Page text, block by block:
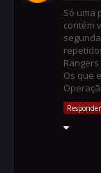
Só uma
contém
Rangers
Os que
Responder